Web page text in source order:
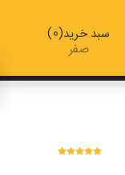
سبد خرید 0
صفر